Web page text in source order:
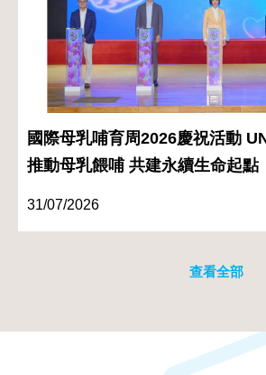
查看全部
國際母乳哺育周2026慶祝活動
推動母乳餵哺 共建永續生命起點
31/07/2026